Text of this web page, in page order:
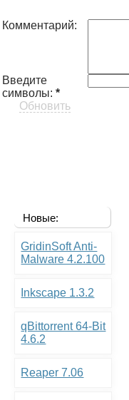
Комментарий:
Введите
символы:*
Обновить
Новые:
GridinSoft Anti-
Malware 4.2.100
Inkscape 1.3.2
qBittorrent 64-Bit
4.6.2
Reaper 7.06